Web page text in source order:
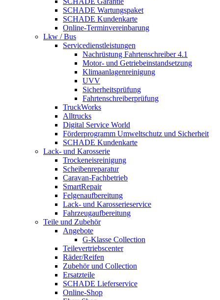
SCHADE Wartungspaket
SCHADE Kundenkarte
Online-Terminvereinbarung
Lkw / Bus
Servicedienstleistungen
Nachrüstung Fahrtenschreiber 4.1
Motor- und Getriebeinstandsetzung
Klimaanlagenreinigung
UVV
Sicherheitsprüfung
Fahrtenschreiberprüfung
TruckWorks
Alltrucks
Digital Service World
Förderprogramm Umweltschutz und Sicherheit
SCHADE Kundenkarte
Lack- und Karosserie
Trockeneisreinigung
Scheibenreparatur
Caravan-Fachbetrieb
SmartRepair
Felgenaufbereitung
Lack- und Karosserieservice
Fahrzeugaufbereitung
Teile und Zubehör
Angebote
G-Klasse Collection
Teilevertriebscenter
Räder/Reifen
Zubehör und Collection
Ersatzteile
SCHADE Lieferservice
Online-Shop